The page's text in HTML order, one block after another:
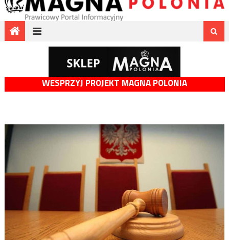
WESPRZYJ PROJEKT MAGNA POLONIA